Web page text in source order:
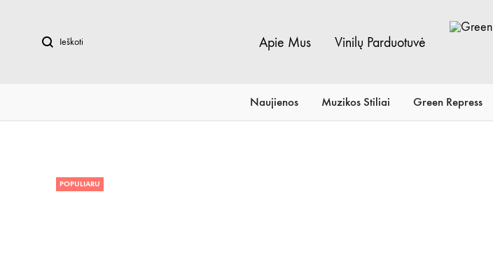
Ieškoti Apie Mus Vinilų Parduotuvė
Naujienos Muzikos Stiliai Green Repress
POPULIARU